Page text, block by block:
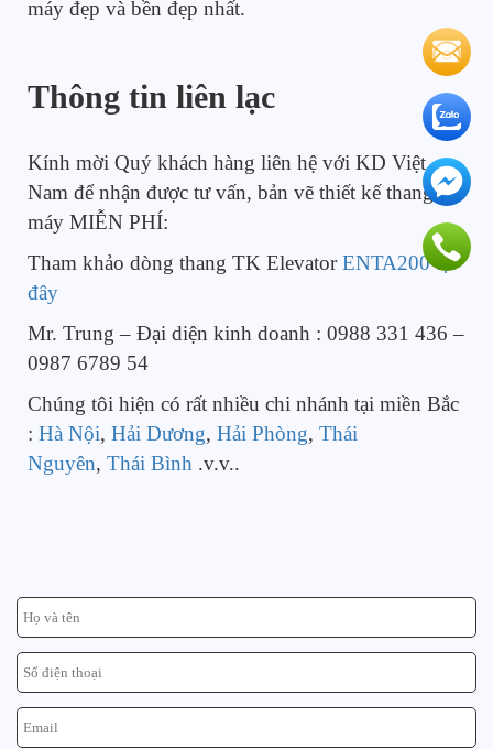
máy đẹp và bền đẹp nhất.
Thông tin liên lạc
Kính mời Quý khách hàng liên hệ với KD Việt
Nam để nhận được tư vấn, bản vẽ thiết kế thang
máy MIỄN PHÍ:
Tham khảo dòng thang TK ElevatorENTA200 tại
đây
Mr. Trung – Đại diện kinh doanh : 0988 331 436 –
0987 6789 54
Chúng tôi hiện có rất nhiều chi nhánh tại miền Bắc
: Hà Nội, Hải Dương, Hải Phòng, Thái
Nguyên, Thái Bình .v.v..